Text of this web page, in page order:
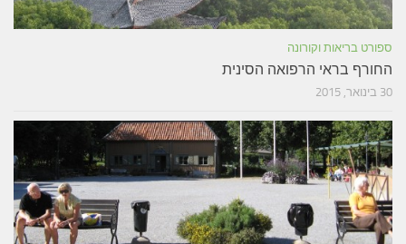
ספורט בריאות וקורונה
החורף בראי הרפואה הסינית
30 בינואר, 2015